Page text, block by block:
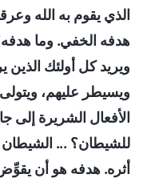
الذي يقوم به الله
هدفه الخفي. وما هدفه؟
ويريد كل أولئك الذين
ويسيطر عليهم،
الأفعال الشريرة إلى
للشيطان؟ ...
أثره. هدفه هو أن يقوِّض